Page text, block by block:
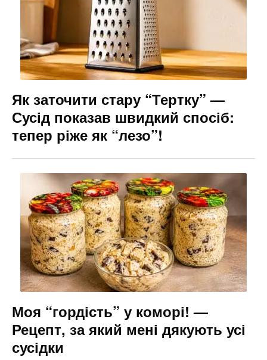
Як заточити стару “Тертку” —
Сусід показав швидкий спосіб:
тепер ріже як “лезо”!
Моя “гордість” у коморі! —
Рецепт, за який мені дякують усі
сусідки